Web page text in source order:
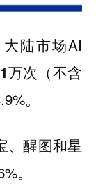
陆市场AI
万次 （不含
。
、醒图和星
。